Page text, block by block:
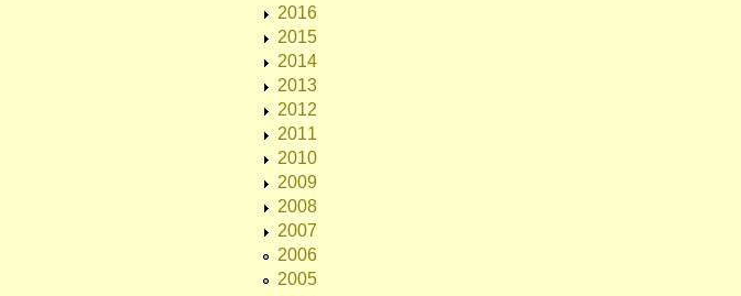
2016
2015
2014
2013
2012
2011
2010
2009
2008
2007
2006
2005